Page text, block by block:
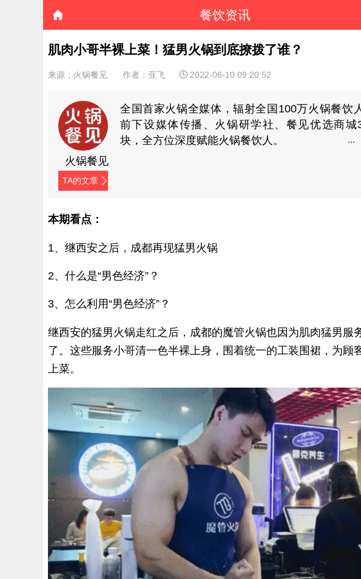
餐饮资讯
肌肉小哥半裸上菜！猛男火锅到底撩拨了谁？
来源：火锅餐见 作者：亚飞 2022-06-10 09:20:52
火锅餐见
TA的文章
全国首家火锅全媒体，辐射全国100万火锅餐饮
前下设媒体传播、火锅研学社、餐见优选商城
块，全方位深度赋能火锅餐饮人。
本期看点：
1、继西安之后，成都再现猛男火锅
2、什么是“男色经济”？
3、怎么利用“男色经济”？
继西安的猛男火锅走红之后，成都的魔管火锅也因为肌肉猛男服
了。这些服务小哥清一色半裸上身，围着统一的工装围裙，为顾
上菜。